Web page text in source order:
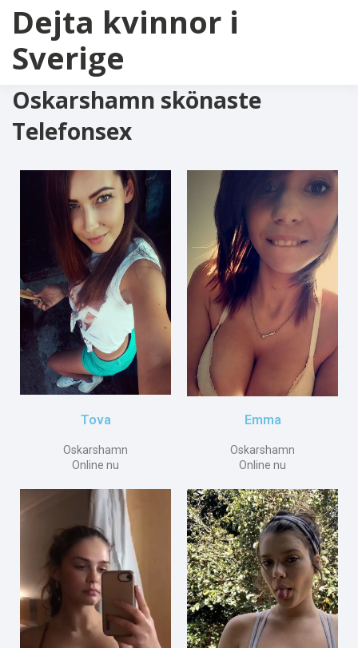
Dejta kvinnor i
Sverige
Oskarshamn skönaste
Telefonsex
Tova
Oskarshamn
Online nu
Emma
Oskarshamn
Online nu